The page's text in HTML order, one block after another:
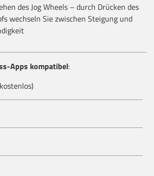
des Jog Wheels – durch Drücken des
wechseln Sie zwischen Steigung und
Apps kompatibel: